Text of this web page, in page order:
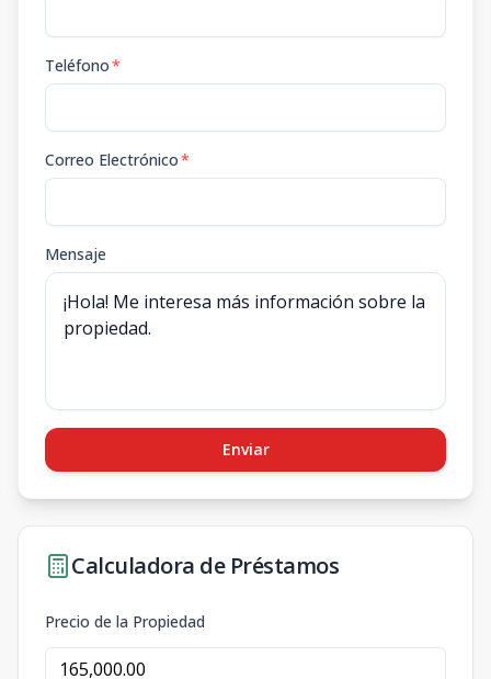
Teléfono*
Correo Electrónico*
Mensaje
Enviar
Calculadora de Préstamos
Precio de la Propiedad